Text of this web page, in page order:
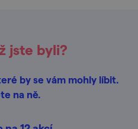
jste byli?
by se vám mohly líbit.
na ně.